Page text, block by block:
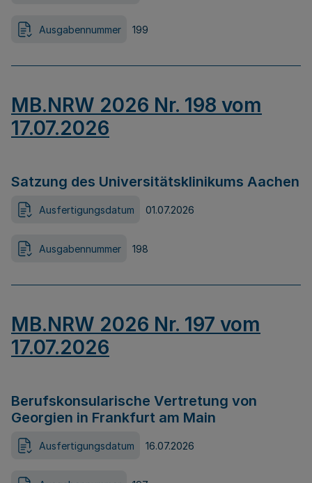
Ausgabennummer 199
MB.NRW 2026 Nr. 198 vom
17.07.2026
Satzung des Universitätsklinikums Aachen
Ausfertigungsdatum 01.07.2026
Ausgabennummer 198
MB.NRW 2026 Nr. 197 vom
17.07.2026
Berufskonsularische Vertretung von
Georgien in Frankfurt am Main
Ausfertigungsdatum 16.07.2026